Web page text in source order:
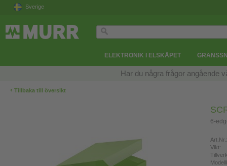
Sverige
ELEKTRONIK I ELSKÅPET
Har du några frågor angående
‹ Tillbaka till översikt
6-
Art.Nr.:
Vikt: